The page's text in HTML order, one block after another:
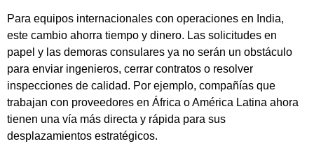
Para equipos internacionales con operaciones en India,
este cambio ahorra tiempo y dinero. Las solicitudes en
papel y las demoras consulares ya no serán un obstáculo
para enviar ingenieros, cerrar contratos o resolver
inspecciones de calidad. Por ejemplo, compañías que
trabajan con proveedores en África o América Latina ahora
tienen una vía más directa y rápida para sus
desplazamientos estratégicos.